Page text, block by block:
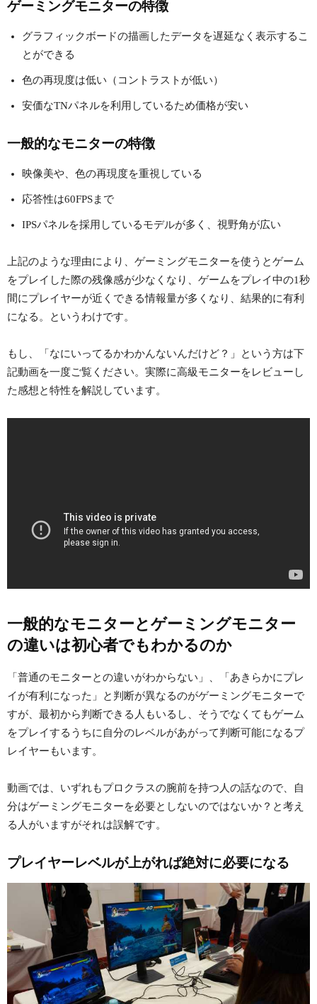
ゲーミングモニターの特徴
グラフィックボードの描画したデータを遅延なく表示するこ
とができる
色の再現度は低い（コントラストが低い）
安価なTNパネルを利用しているため価格が安い
一般的なモニターの特徴
映像美や、色の再現度を重視している
応答性は60FPSまで
IPSパネルを採用しているモデルが多く、視野角が広い
上記のような理由により、ゲーミングモニターを使うとゲーム
をプレイした際の残像感が少なくなり、ゲームをプレイ中の1秒
間にプレイヤーが近くできる情報量が多くなり、結果的に有利
になる。というわけです。
もし、「なにいってるかわかんないんだけど？」という方は下
記動画を一度ご覧ください。実際に高級モニターをレビューし
た感想と特性を解説しています。
一般的なモニターとゲーミングモニター
の違いは初心者でもわかるのか
「普通のモニターとの違いがわからない」、「あきらかにプレ
イが有利になった」と判断が異なるのがゲーミングモニターで
すが、最初から判断できる人もいるし、そうでなくてもゲーム
をプレイするうちに自分のレベルがあがって判断可能になるプ
レイヤーもいます。
動画では、いずれもプロクラスの腕前を持つ人の話なので、自
分はゲーミングモニターを必要としないのではないか？と考え
る人がいますがそれは誤解です。
プレイヤーレベルが上がれば絶対に必要になる